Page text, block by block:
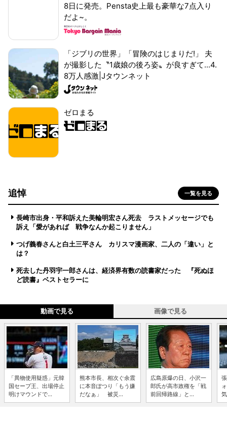
8日に発売。Pensta史上最も豪華な7点入り
だよ~。
「ジブリの世界」「冒険のはじまりだ!」 夫
が撮影した〝1歳娘の後ろ姿〟が良すぎて...4.
8万人感激|Jタウンネット
ゼロまる
追悼 一覧を見る
長崎市出身・平和訴えた美輪明宏さん死去 ラストメッセージでも
訴え「愛があれば 戦争なんか起こりません」
つげ義春さんと白土三平さん カリスマ漫画家、二人の「違い」と
は？
死去した丹羽宇一郎さんは、経済界有数の読書家だった 『死ぬほ
ど読書』ベストセラーに
動画で見る 画像で見る
「異物使用疑惑」元韓
国セーブ王、出場停止
明けマウンドで...
熊本市長、相次ぐ余震
に本音ぽつり「もう嫌
だなぁ」 被災...
広島原爆の日、小沢一
郎氏が高市政権を「戦
前回帰路線」と...